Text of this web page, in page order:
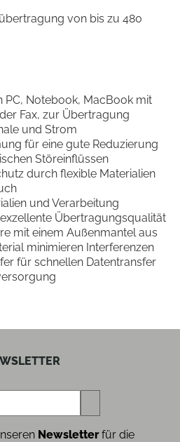
von bis zu 480
PC, Notebook, MacBook mit
Fax, zur Übertragung
und Strom
für eine gute Reduzierung
Störeinflüssen
durch flexible Materialien
und Verarbeitung
Übertragungsqualität
mit einem Außenmantel aus
minimieren Interferenzen
für schnellen Datentransfer
Newsletterfür die